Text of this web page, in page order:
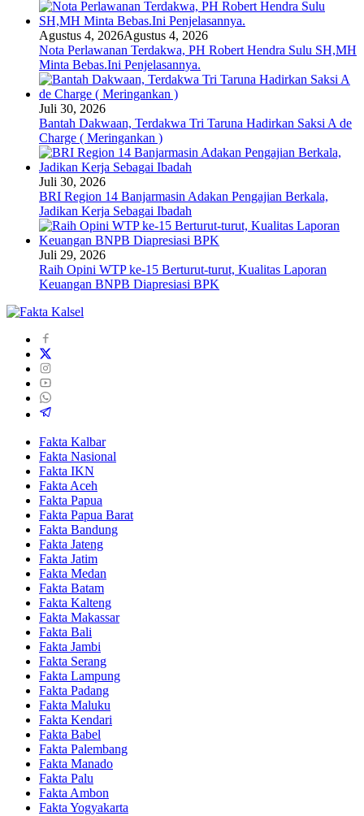
Agustus 4, 2026Agustus 4, 2026
Nota Perlawanan Terdakwa, PH Robert Hendra Sulu SH,MH
Minta Bebas.Ini Penjelasannya.
Juli 30, 2026
Bantah Dakwaan, Terdakwa Tri Taruna Hadirkan Saksi A de
Charge ( Meringankan )
Juli 30, 2026
BRI Region 14 Banjarmasin Adakan Pengajian Berkala,
Jadikan Kerja Sebagai Ibadah
Juli 29, 2026
Raih Opini WTP ke-15 Berturut-turut, Kualitas Laporan
Keuangan BNPB Diapresiasi BPK
Fakta Kalbar
Fakta Nasional
Fakta IKN
Fakta Aceh
Fakta Papua
Fakta Papua Barat
Fakta Bandung
Fakta Jateng
Fakta Jatim
Fakta Medan
Fakta Batam
Fakta Kalteng
Fakta Makassar
Fakta Bali
Fakta Jambi
Fakta Serang
Fakta Lampung
Fakta Padang
Fakta Maluku
Fakta Kendari
Fakta Babel
Fakta Palembang
Fakta Manado
Fakta Palu
Fakta Ambon
Fakta Yogyakarta